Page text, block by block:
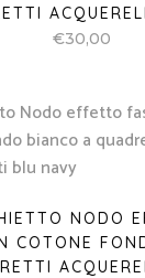
€30,00
NODO
COTONE